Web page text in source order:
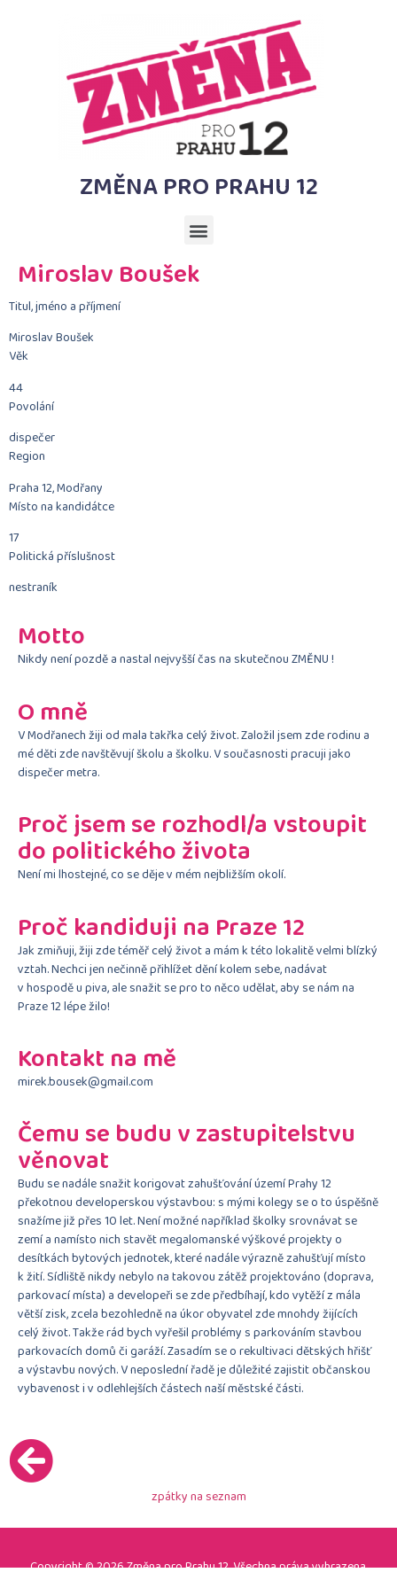
ZMĚNA PRO PRAHU 12
Miroslav Boušek
Titul, jméno a příjmení
Miroslav Boušek
Věk
44
Povolání
dispečer
Region
Praha 12, Modřany
Místo na kandidátce
17
Politická příslušnost
nestraník
Motto
Nikdy není pozdě a nastal nejvyšší čas na skutečnou ZMĚNU !
O mně
V Modřanech žiji od mala takřka celý život. Založil jsem zde rodinu a
mé děti zde navštěvují školu a školku. V současnosti pracuji jako
dispečer metra.
Proč jsem se rozhodl/a vstoupit
do politického života
Není mi lhostejné, co se děje v mém nejbližším okolí.
Proč kandiduji na Praze 12
Jak zmiňuji, žiji zde téměř celý život a mám k této lokalitě velmi blízký
vztah. Nechci jen nečinně přihlížet dění kolem sebe, nadávat
v hospodě u piva, ale snažit se pro to něco udělat, aby se nám na
Praze 12 lépe žilo!
Kontakt na mě
mirek.bousek@gmail.com
Čemu se budu v zastupitelstvu
věnovat
Budu se nadále snažit korigovat zahušťování území Prahy 12
překotnou developerskou výstavbou: s mými kolegy se o to úspěšně
snažíme již přes 10 let. Není možné například školky srovnávat se
zemí a namísto nich stavět megalomanské výškové projekty o
desítkách bytových jednotek, které nadále výrazně zahušťují místo
k žití. Sídliště nikdy nebylo na takovou zátěž projektováno (doprava,
parkovací místa) a developeři se zde předbíhají, kdo vytěží z mála
větší zisk, zcela bezohledně na úkor obyvatel zde mnohdy žijících
celý život. Takže rád bych vyřešil problémy s parkováním stavbou
parkovacích domů či garáží. Zasadím se o rekultivaci dětských hřišť
a výstavbu nových. V neposlední řadě je důležité zajistit občanskou
vybavenost i v odlehlejších částech naší městské části.
zpátky na seznam
Copyright © 2026 Změna pro Prahu 12. Všechna práva vyhrazena.